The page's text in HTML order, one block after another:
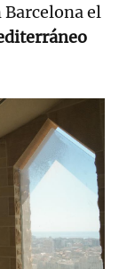
Barcelona el